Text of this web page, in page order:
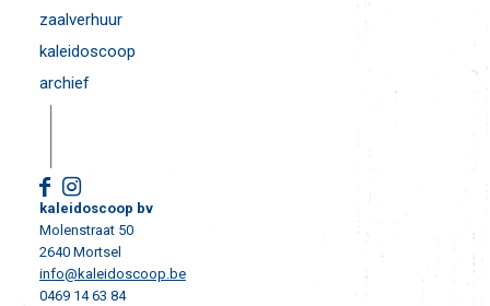
zaalverhuur
kaleidoscoop
archief
kaleidoscoop bv
Molenstraat 50
2640 Mortsel
info@kaleidoscoop.be
0469 14 63 84